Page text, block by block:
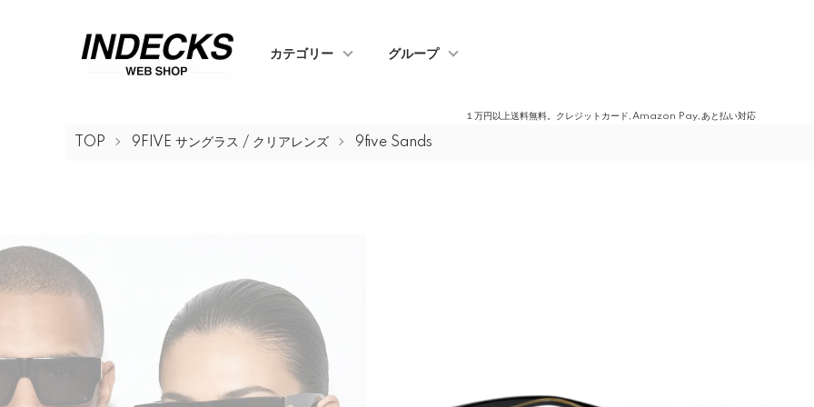
１万円以上送料無料。クレジットカード,Amazon Pay,あと払い対応
カテゴリー グループ
TOP 9FIVE サングラス / クリアレンズ 9five Sands